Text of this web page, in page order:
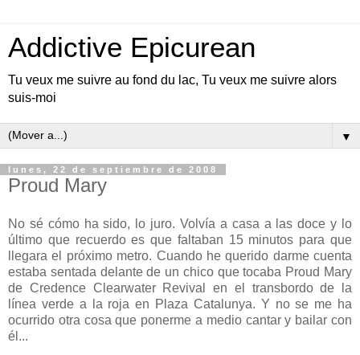
Addictive Epicurean
Tu veux me suivre au fond du lac, Tu veux me suivre alors
suis-moi
▼
lunes, 22 de septiembre de 2008
Proud Mary
No sé cómo ha sido, lo juro. Volvía a casa a las doce y lo
último que recuerdo es que faltaban 15 minutos para que
llegara el próximo metro. Cuando he querido darme cuenta
estaba sentada delante de un chico que tocaba Proud Mary
de Credence Clearwater Revival en el transbordo de la
línea verde a la roja en Plaza Catalunya. Y no se me ha
ocurrido otra cosa que ponerme a medio cantar y bailar con
él...